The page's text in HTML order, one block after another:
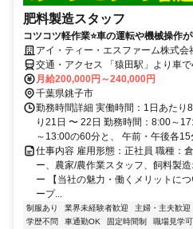
肥料製造スタッフ
コツコツ軽作業⭐車の運転や機械操作
アイ・ティー・エスファーム株式
交通・アクセス 「猿田駅」より車で
OK
月給200,000円～240,000円
千葉県銚子市
勤務時間詳細 実働時間：1日あたり
り21日 〜 22日 勤務時間：8:00～
～13:00の60分と、 午前・午後各15
仕事内容 雇用形態：正社員 職種：
ー、農家/農作業スタッフ、飼料製
ー 【当社の魅力・働くメリットに
ープ...
制服あり 業界未経験者歓迎 主婦・主夫歓迎
学歴不問
車通勤OK 固定時間制 職場見学可